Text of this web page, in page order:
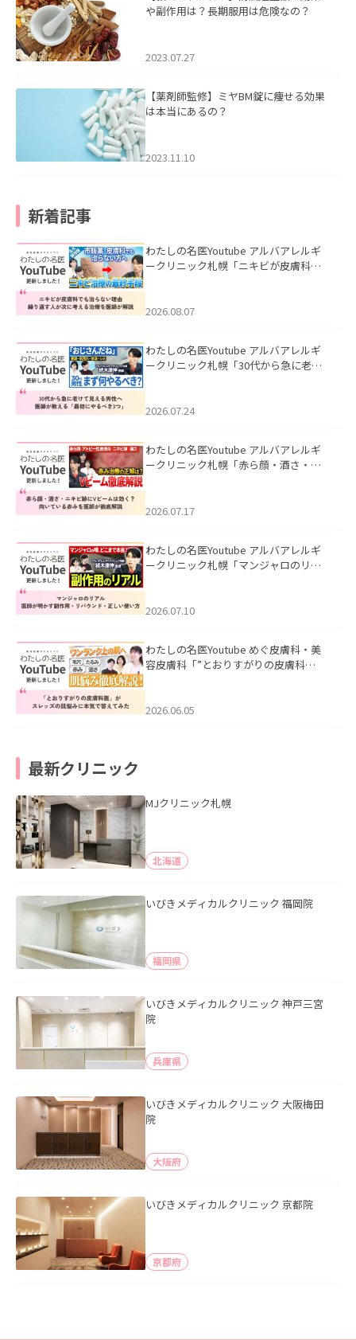
や副作用は？長期服用は危険なの？
2023.07.27
【薬剤師監修】ミヤBM錠に痩せる効果
は本当にあるの？
2023.11.10
新着記事
わたしの名医Youtube アルバアレルギ
ークリニック札幌「ニキビが皮膚科で
ました。
2026.08.07
わたしの名医Youtube アルバアレルギ
ークリニック札幌「30代から急に老け
た。
2026.07.24
わたしの名医Youtube アルバアレルギ
ークリニック札幌「赤ら顔・酒さ・ニ
した。
2026.07.17
わたしの名医Youtube アルバアレルギ
ークリニック札幌「マンジャロのリア
た。
2026.07.10
わたしの名医Youtube めぐ皮膚科・美
容皮膚科「”とおりすがりの皮膚科
2026.06.05
最新クリニック
MJクリニック札幌
北海道
いびきメディカルクリニック 福岡院
福岡県
いびきメディカルクリニック 神戸三宮
院
兵庫県
いびきメディカルクリニック 大阪梅田
院
大阪府
いびきメディカルクリニック 京都院
京都府